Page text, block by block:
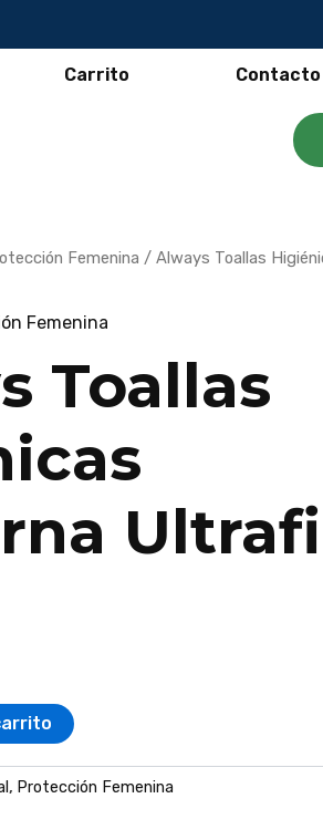
Carrito Contacto
Femenina / Always Toallas
Femenina
Toallas
, Protección Femenina